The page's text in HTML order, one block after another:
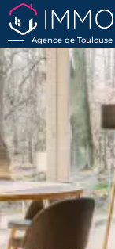
Agence de Toulouse